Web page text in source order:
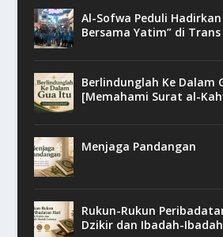
Al-Sofwa Peduli
Bersama Yatim” di
Berlindunglah Ke Dalam
[Memahami Surat al-
Menjaga Pandangan
Rukun-Rukun
Dzikir dan Ibadah-